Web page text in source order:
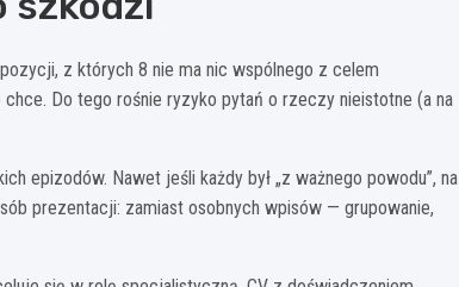
z których 8 nie ma nic wspólnego z celem
Do tego rośnie ryzyko pytań o rzeczy nieistotne (a na
epizodów. Nawet jeśli każdy był „z ważnego powodu”, na
prezentacji: zamiast osobnych wpisów — grupowanie,